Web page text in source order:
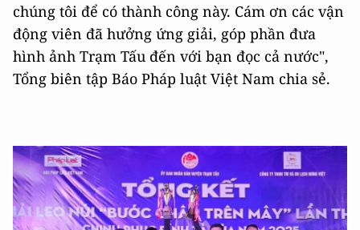
chúng tôi để có thành công này. Cám ơn các vận
động viên đã hưởng ứng giải, góp phần đưa
hình ảnh Trạm Tấu đến với bạn đọc cả nước",
Tổng biên tập Báo Pháp luật Việt Nam chia sẻ.